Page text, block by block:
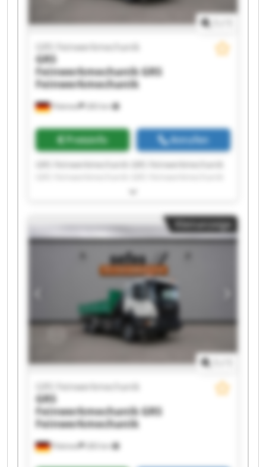
Pöttmes 283 km
GRS Feinwerkmechanik
GRS
FeinwerkmechanikGRS
Feinwerkmechanik
Preisinfo Anrufen
GRS Feinwerkmechanik GRS Feinwerkmechanik
GRS Feinwerkmechanik GRS Feinwerkmechanik
GRS Feinwerkmechanik GRS Feinwerkmechanik
GRS Feinwerkmechanik GRS Feinwerkmechanik
GRS Feinwerkmechanik GRS Feinwerkmechanik
GRS Feinwerkmechanik GRS Feinwerkmechanik
GRS Feinwerkmechanik GRS Feinwerkmechanik
GRS Feinwerkmechanik GRS Feinwerkmechanik
Kleinanzeige
Pöttmes 283 km
GRS Feinwerkmechanik
GRS
FeinwerkmechanikGRS
Feinwerkmechanik